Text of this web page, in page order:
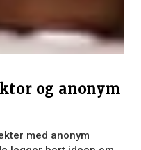
og anonym
med anonym